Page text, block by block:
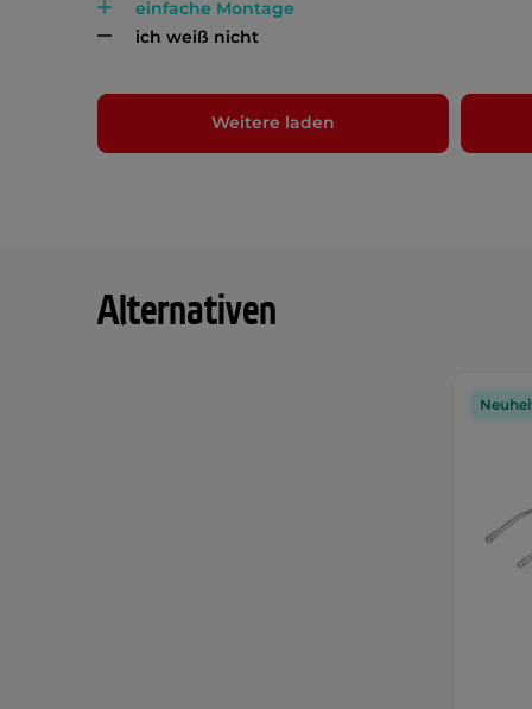
einfache Montage
ich weiß nicht
Weitere laden
Alternativen